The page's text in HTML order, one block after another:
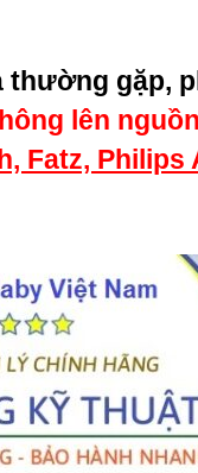
thường gặp,
lên nguồn
Fatz,